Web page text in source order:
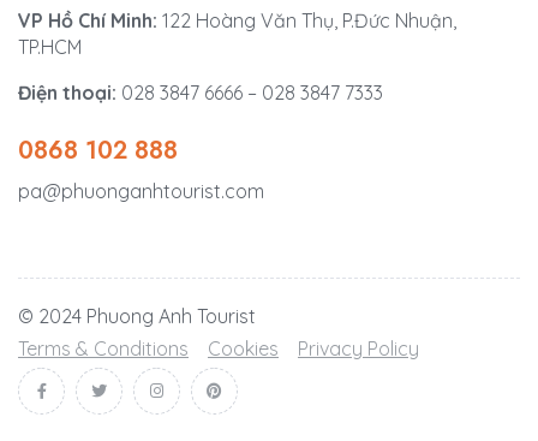
VP Hồ Chí Minh: 122 Hoàng Văn Thụ, P.Đức Nhuận,
TP.HCM
Điện thoại: 028 3847 6666 – 028 3847 7333
0868 102 888
pa@phuonganhtourist.com
© 2024 Phuong Anh Tourist
Terms & Conditions
Cookies Privacy Policy